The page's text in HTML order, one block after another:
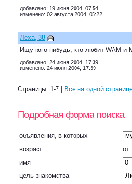
добавлено: 19 июня 2004, 07:54
изменено: 02 августа 2004, 05:22
Леха, 38
Ищу кого-нибудь, кто любит WAM и
добавлено: 24 июня 2004, 17:39
изменено: 24 июня 2004, 17:39
Страницы: 1-7 | Все на одной странице
Подробная форма поиска
объявления, в которых
возраст
имя
цель знакомства